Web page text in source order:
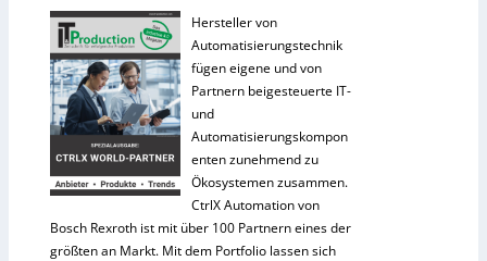
Hersteller von
Automatisierungstechnik
fügen eigene und von
Partnern beigesteuerte IT-
und
Automatisierungskompon
enten zunehmend zu
Ökosystemen zusammen.
CtrlX Automation von
Bosch Rexroth ist mit über 100 Partnern eines der
größten an Markt. Mit dem Portfolio lassen sich